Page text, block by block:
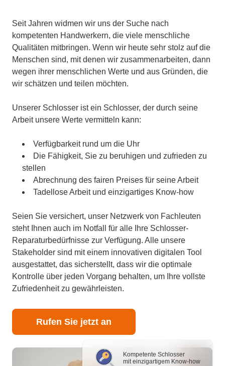
Kompetente Schlosser
mit einzigartigem Know-how
Seit Jahren widmen wir uns der Suche nach
kompetenten Handwerkern, die viele menschliche
Qualitäten mitbringen. Wenn wir heute sehr stolz auf die
Menschen sind, mit denen wir zusammenarbeiten, dann
wegen ihrer menschlichen Werte und aus Gründen, die
wir schätzen und teilen möchten.
Unserer Schlosser ist ein Schlosser, der durch seine
Arbeit unsere Werte vermitteln kann:
Verfügbarkeit rund um die Uhr
Die Fähigkeit, Sie zu beruhigen und zufrieden zu
stellen
Abrechnung des fairen Preises für seine Arbeit
Tadellose Arbeit und einzigartiges Know-how
Seien Sie versichert, unser Netzwerk von Fachleuten
steht Ihnen auch im Notfall für alle Ihre Schlosser-
Reparaturbedürfnisse zur Verfügung. Alle unsere
Stakeholder sind mit einem innovativen digitalen Tool
ausgestattet, das sicherstellt, dass wir die optimale
Kontrolle über jeden Vorgang behalten, um Ihre vollste
Zufriedenheit zu gewährleisten.
Rufen Sie jetzt an